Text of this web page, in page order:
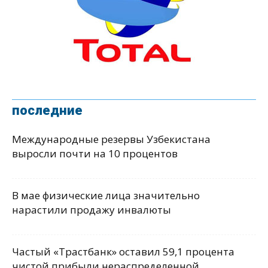
последние
Международные резервы Узбекистана
выросли почти на 10 процентов
В мае физические лица значительно
нарастили продажу инвалюты
Частый «Трастбанк» оставил 59,1 процента